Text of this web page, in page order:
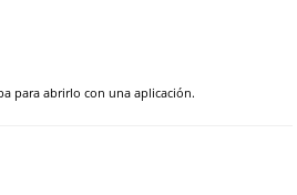
para abrirlo con una aplicación.